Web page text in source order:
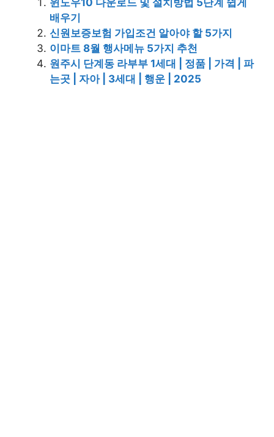
윈도우10 다운로드 및 설치방법 5단계 쉽게
배우기
신원보증보험 가입조건 알아야 할 5가지
이마트 8월 행사메뉴 5가지 추천
원주시 단계동 라부부 1세대 | 정품 | 가격 | 파
는곳 | 자아 | 3세대 | 행운 | 2025